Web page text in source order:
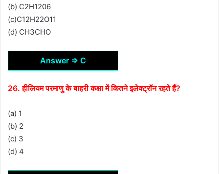
(b) C2H1206
(c)C12H22O11
(d) CH3CHO
Answer ⇒ C
26. हीलियम परमाणु के बाहरी कक्षा में कितने इलेक्ट्रॉन रहते हैं?
(a) 1
(b) 2
(c) 3
(d) 4